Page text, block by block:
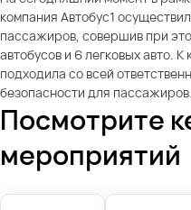
компания Автобус1
пассажиров, совершив при
автобусов и 6 легковых авто.
подходила со всей
безопасности для пассажиров.
Посмотрите
мероприятий